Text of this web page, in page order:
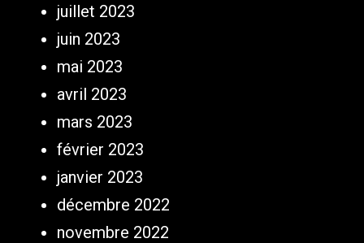
juillet 2023
juin 2023
mai 2023
avril 2023
mars 2023
février 2023
janvier 2023
décembre 2022
novembre 2022